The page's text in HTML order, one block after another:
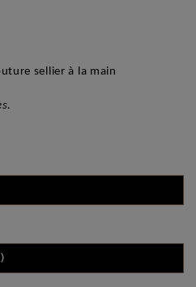
sellier à la main